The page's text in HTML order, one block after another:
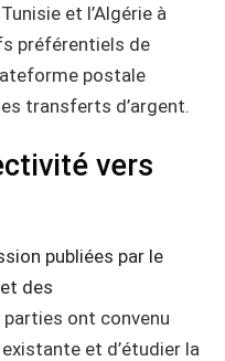
et l’Algérie à
préférentiels de
postale
transferts d’argent.
vers
publiées par le
des
parties ont convenu
et d’étudier la